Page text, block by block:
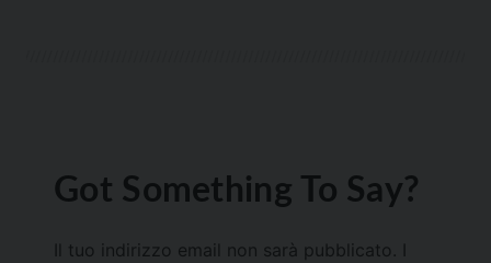
Got Something To Say?
Il tuo indirizzo email non sarà pubblicato.